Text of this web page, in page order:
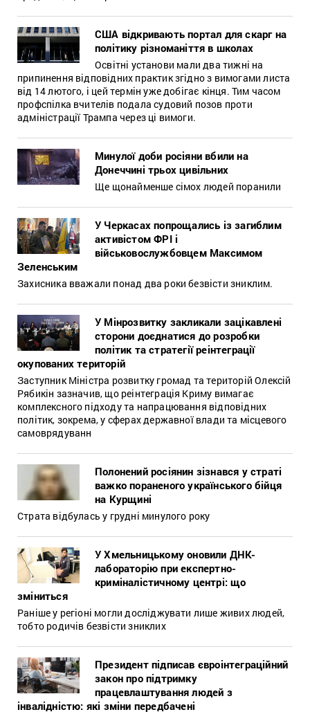
США відкривають портал для скарг на
політику різноманіття в школах
Освітні установи мали два тижні на
припинення відповідних практик згідно з вимогами листа
від 14 лютого, і цей термін уже добігає кінця. Тим часом
профспілка вчителів подала судовий позов проти
адміністрації Трампа через ці вимоги.
Минулої доби росіяни вбили на
Донеччині трьох цивільних
Ще щонайменше сімох людей поранили
У Черкасах попрощались із загиблим
активістом ФРІ і
військовослужбовцем Максимом
Зеленським
Захисника вважали понад два роки безвісти зниклим.
У Мінрозвитку закликали зацікавлені
сторони доєднатися до розробки
політик та стратегії реінтеграції
окупованих територій
Заступник Міністра розвитку громад та територій Олексій
Рябикін зазначив, що реінтеграція Криму вимагає
комплексного підходу та напрацювання відповідних
політик, зокрема, у сферах державної влади та місцевого
самоврядуванн
Полонений росіянин зізнався у страті
важко пораненого українського бійця
на Курщині
Страта відбулась у грудні минулого року
У Хмельницькому оновили ДНК-
лабораторію при експертно-
криміналістичному центрі: що
зміниться
Раніше у регіоні могли досліджувати лише живих людей,
тобто родичів безвісти зниклих
Президент підписав євроінтеграційний
закон про підтримку
працевлаштування людей з
інвалідністю: які зміни передбачені